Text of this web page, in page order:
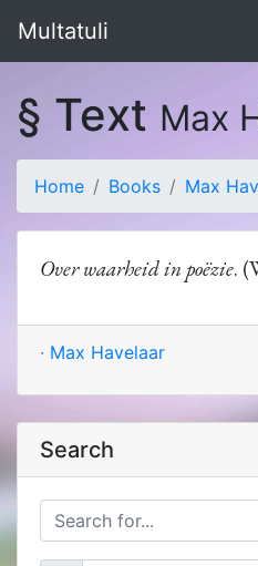
Multatuli
§ Text Max
Home Books Max
Over waarheid in poëzie.
· Max Havelaar
Search